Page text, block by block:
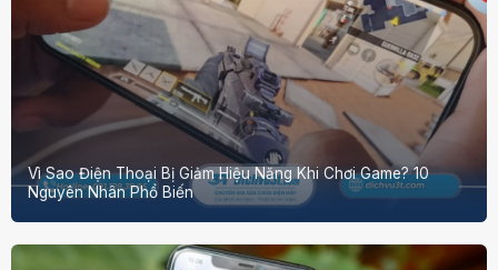
Vì Sao Điện Thoại Bị Giảm Hiệu Năng Khi Chơi Game? 10
Nguyên Nhân Phổ Biến